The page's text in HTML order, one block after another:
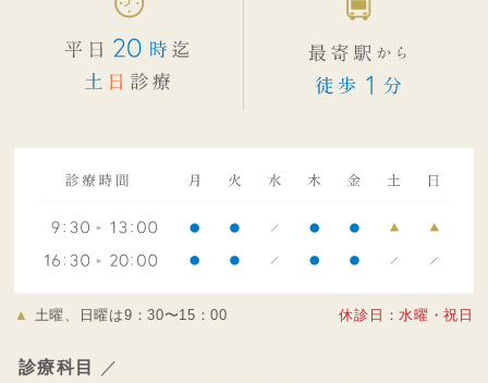
▲ 土曜、日曜は9：30〜15：00 休診日：水曜・祝日
診療科目
／